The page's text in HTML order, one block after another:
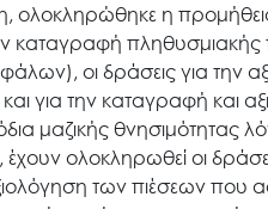
ολοκληρώθηκε η
καταγραφή πληθυσμιακής
οι δράσεις για την
και για την καταγραφή και
μαζικής
έχουν ολοκληρωθεί οι
των πιέσεων που